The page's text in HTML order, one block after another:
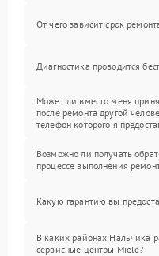
От чего зависит срок
Диагностика проводится
Может ли вместо меня
после ремонта другой
телефон которого я
Возможно ли получать
процессе выполнения
Какую гарантию вы
В каких районах Нальчика
сервисные центры Miele?